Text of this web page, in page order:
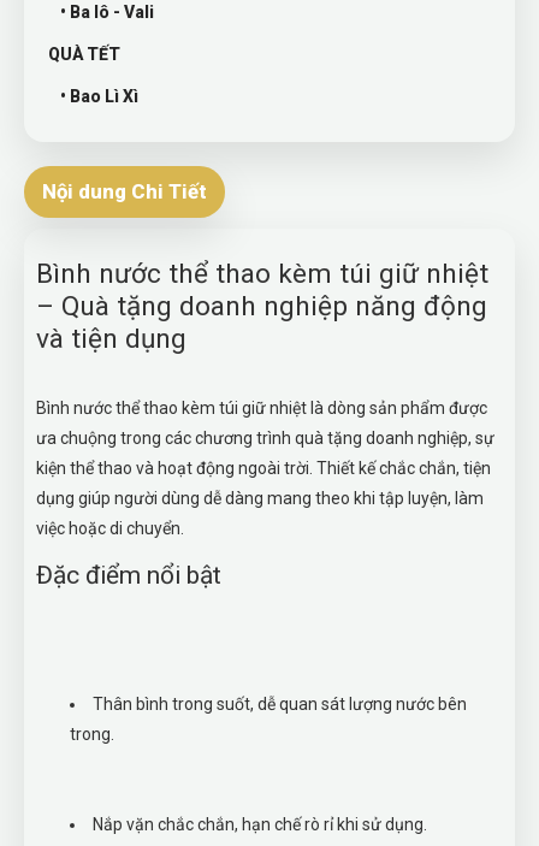
• Ba lô - Vali
QUÀ TẾT
• Bao Lì Xì
Nội dung Chi Tiết
Bình nước thể thao kèm túi giữ nhiệt
– Quà tặng doanh nghiệp năng động
và tiện dụng
Bình nước thể thao kèm túi giữ nhiệt là dòng sản phẩm được
ưa chuộng trong các chương trình quà tặng doanh nghiệp, sự
kiện thể thao và hoạt động ngoài trời. Thiết kế chắc chắn, tiện
dụng giúp người dùng dễ dàng mang theo khi tập luyện, làm
việc hoặc di chuyển.
Đặc điểm nổi bật
Thân bình trong suốt, dễ quan sát lượng nước bên
trong.
Nắp vặn chắc chắn, hạn chế rò rỉ khi sử dụng.